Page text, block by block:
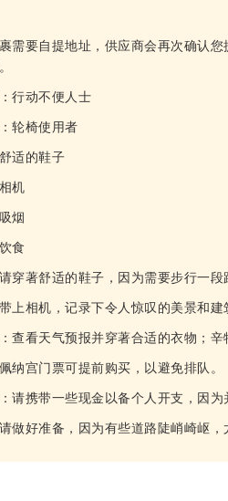
需要自提地址，供应商会再次确认
行动不便人士
轮椅使用者
适的鞋子
机
烟
食
穿著舒适的鞋子，因为需要步行一段
上相机，记录下令人惊叹的美景和建
查看天气预报并穿著合适的衣物；辛
纳宫门票可提前购买，以避免排队。
请携带一些现金以备个人开支，因为
做好准备，因为有些道路陡峭崎岖，